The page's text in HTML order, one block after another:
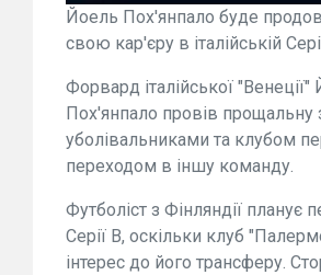
Йоель Пох'янпало буде
свою кар'єру в італійській
Форвард італійської "Венеції"
Пох'янпало провів прощальну
уболівальниками та клубом
переходом в іншу команду.
Футболіст з Фінляндії планує
Серії B, оскільки клуб
інтерес до його трансферу.